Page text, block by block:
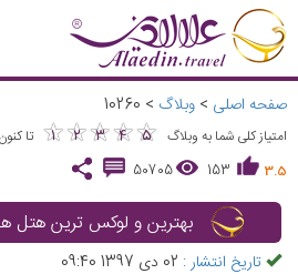
صفحه اصلی > وبلاگ >
10260
امتیاز کلی شما به وبلاگ ★
1 ★
2 ★
3 ★
4 ★
5
★★★★★
تا کنون
3.5
153
50705
بهترین و لوکس ترین هتل‌
تاریخ انتشار : 02 دی 1397 09:40